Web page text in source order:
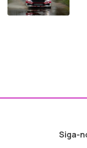
Siga-